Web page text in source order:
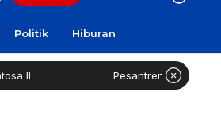
Politik Hiburan
Pesantren 1.000 Santri